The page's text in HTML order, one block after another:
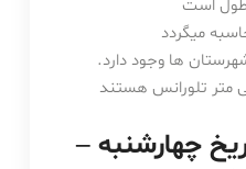
طول است
میگردد
ها وجود دارد.
متر تلورانس هستند
چهارشنبه –